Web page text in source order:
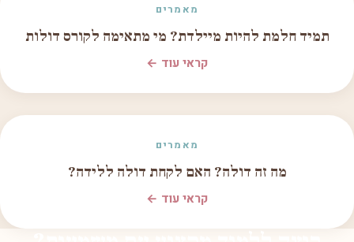
מאמרים
תמיד חלמת להיות מיילדת? מי מתאימה לקורס דולות
קראי עוד ←
מאמרים
מה זה דולה? האם לקחת דולה ללידה?
קראי עוד ←